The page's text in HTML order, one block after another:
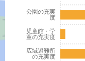
広域避難所
の充実度
児童館・学
童の充実度
公園の充実
度